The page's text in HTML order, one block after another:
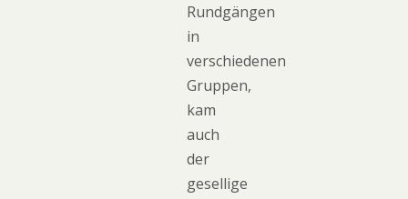
Rundgängen
in
verschiedenen
Gruppen,
kam
auch
der
gesellige